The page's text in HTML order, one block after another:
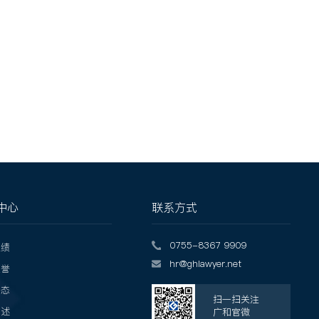
心 联系方式
0755-8367 9909
hr@ghlawyer.net
扫一扫关注
广和官微